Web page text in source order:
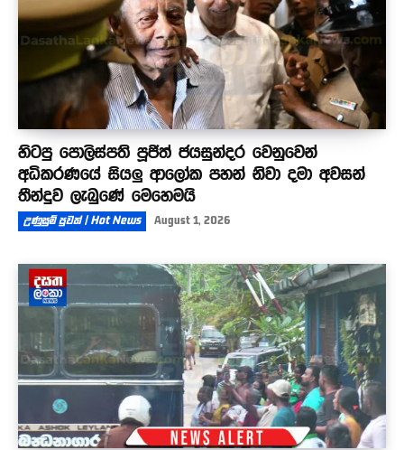
හිටපු පොලිස්පති පූජිත් ජයසුන්දර වෙනුවෙන්
අධිකරණයේ සියලු ආලෝක පහන් නිවා දමා අවසන්
තීන්දුව ලැබුණේ මෙහෙමයි
උණුසුම් පුවත් | Hot News August 1, 2026